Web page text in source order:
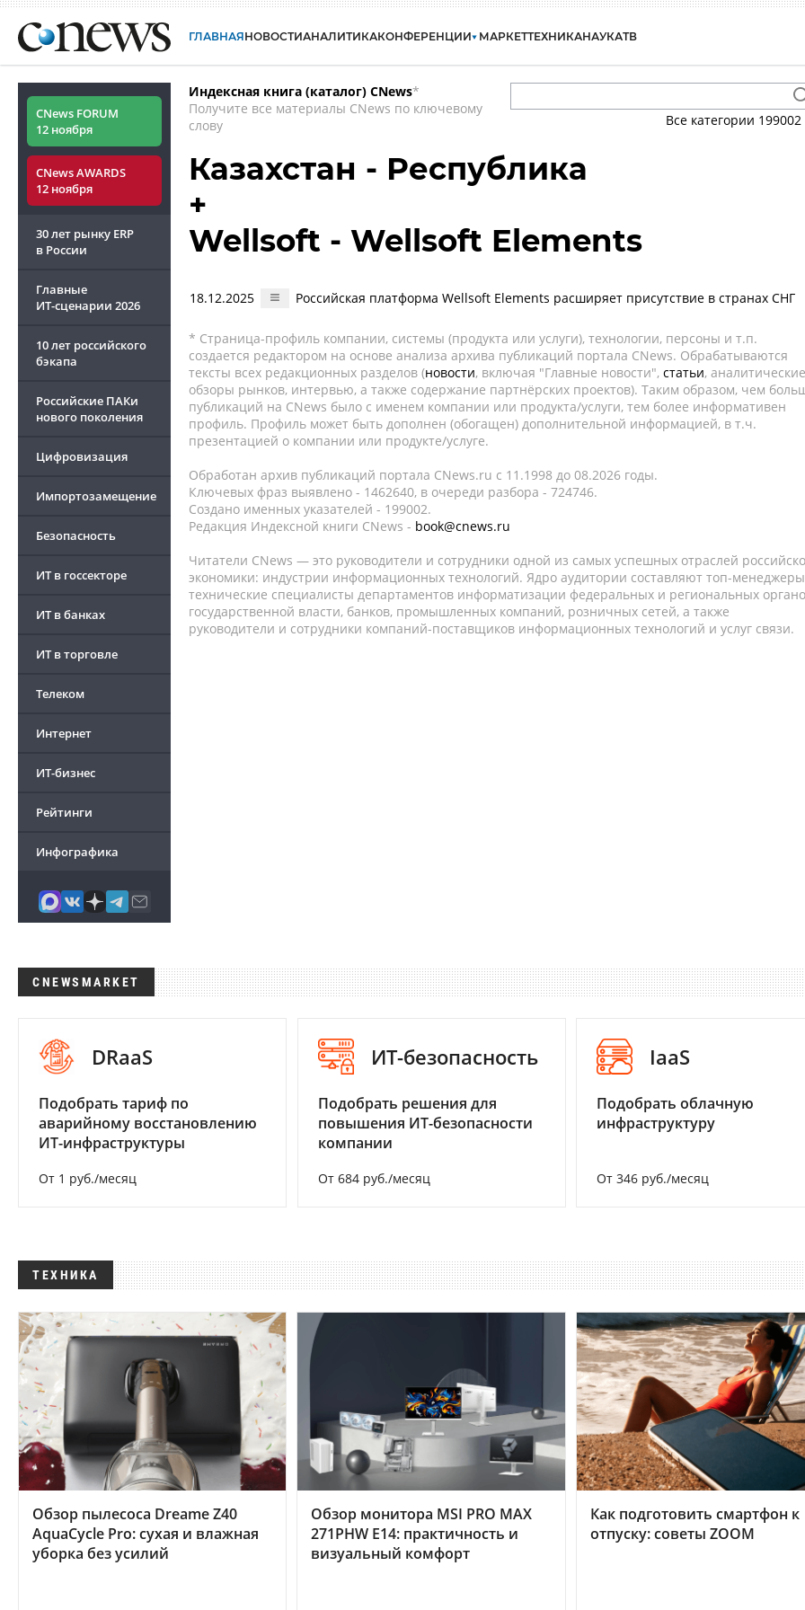
ГЛАВНАЯНОВОСТИАНАЛИТИКАКОНФЕРЕНЦИИ МАРКЕТТЕХНИКАНАУКАТВ
CNews FORUM
12 ноября
CNews AWARDS
12 ноября
30 лет рынку ERP
в России
Главные
ИТ-сценарии 2026
10 лет российского
бэкапа
Российские ПАКи
нового поколения
Цифровизация
Импортозамещение
Безопасность
ИТ в госсекторе
ИТ в банках
ИТ в торговле
Телеком
Интернет
ИТ-бизнес
Рейтинги
Инфографика
Индексная книга (каталог) CNews*
Получите все материалы CNews по ключевому
слову
Все категории 199002
Казахстан - Республика
+
Wellsoft - Wellsoft Elements
18.12.2025 Российская платформа Wellsoft Elements расширяет присутствие в странах СНГ
* Страница-профиль компании, системы (продукта или услуги), технологии, персоны и т.п.
создается редактором на основе анализа архива публикаций портала CNews. Обрабатываются
тексты всех редакционных разделов (новости, включая "Главные новости", статьи, аналитические
обзоры рынков, интервью, а также содержание партнёрских проектов). Таким образом, чем
публикаций на CNews было с именем компании или продукта/услуги, тем более информативен
профиль. Профиль может быть дополнен (обогащен) дополнительной информацией, в т.ч.
презентацией о компании или продукте/услуге.
Обработан архив публикаций портала CNews.ru c 11.1998 до 08.2026 годы.
Ключевых фраз выявлено - 1462640, в очереди разбора - 724746.
Создано именных указателей - 199002.
Редакция Индексной книги CNews - book@cnews.ru
Читатели CNews — это руководители и сотрудники одной из самых успешных отраслей
экономики: индустрии информационных технологий. Ядро аудитории составляют топ-
технические специалисты департаментов информатизации федеральных и региональных
государственной власти, банков, промышленных компаний, розничных сетей, а также
руководители и сотрудники компаний-поставщиков информационных технологий и услуг связи.
CNEWSMARKET
DRaaS
Подобрать тариф по
аварийному восстановлению
ИТ-инфраструктуры
От 1 руб./месяц
ИТ-безопасность
Подобрать решения для
повышения ИТ-безопасности
компании
От 684 руб./месяц
IaaS
Подобрать облачную
инфраструктуру
От 346 руб./месяц
ТЕХНИКА
Обзор пылесоса Dreame Z40
AquaCycle Pro: сухая и влажная
уборка без усилий
Обзор монитора MSI PRO MAX
271PHW E14: практичность и
визуальный комфорт
Как подготовить смартфон к
отпуску: советы ZOOM